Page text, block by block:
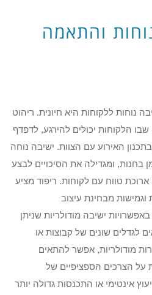
והתאמה
נוחות ללקוחות היא חיונית. ריהוט
הלקוחות יכולים להירגע, לדפדף
בתכנון האירוע עם הצוות. ישיבה נוחה
בחנות, ומגדילה את הסיכויים לבצע
טווח עם לקוחות. ריפוד מציע
מבחינת עיצוב
ישיבה מודולריות שניתן
לגדלים שונים של קבוצות או
מודולריות, אפשר להתאים
על הצרכים הספציפיים של
אינטימי או התכנסות גדולה יותר